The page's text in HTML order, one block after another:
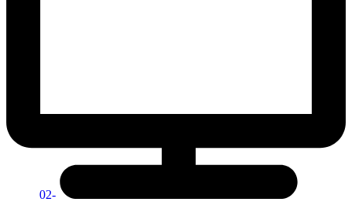
02-